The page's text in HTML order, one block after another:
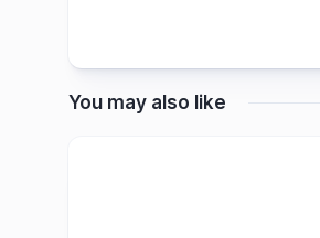
You may also like